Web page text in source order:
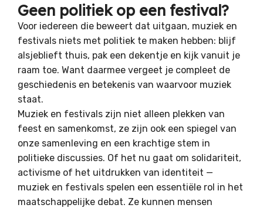
Geen politiek op een festival?
Voor iedereen die beweert dat uitgaan, muziek en
festivals niets met politiek te maken hebben: blijf
alsjeblieft thuis, pak een dekentje en kijk vanuit je
raam toe. Want daarmee vergeet je compleet de
geschiedenis en betekenis van waarvoor muziek
staat.
Muziek en festivals zijn niet alleen plekken van
feest en samenkomst, ze zijn ook een spiegel van
onze samenleving en een krachtige stem in
politieke discussies. Of het nu gaat om solidariteit,
activisme of het uitdrukken van identiteit —
muziek en festivals spelen een essentiële rol in het
maatschappelijke debat. Ze kunnen mensen